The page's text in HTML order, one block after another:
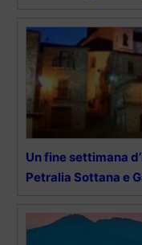
Un fine settimana
Petralia Sottana e